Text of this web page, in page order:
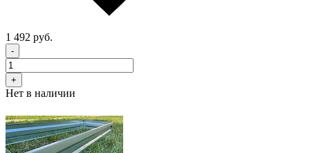
1 492 руб.
-
+
Нет в наличии